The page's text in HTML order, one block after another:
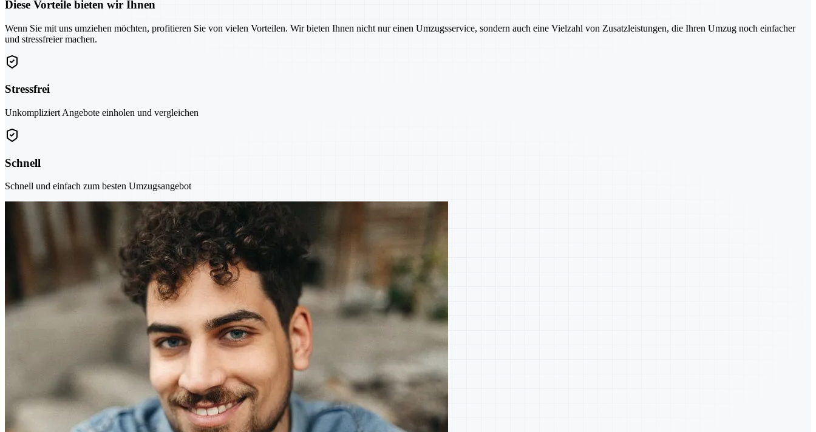
Diese Vorteile bieten wir Ihnen
Wenn Sie mit uns umziehen möchten, profitieren Sie von vielen Vorteilen. Wir bieten Ihnen nicht nur einen Umzugsservice, sondern auch eine Vielzahl von Zusatzleistungen, die Ihren Umzug noch einfacher
und stressfreier machen.
Stressfrei
Unkompliziert Angebote einholen und vergleichen
Schnell
Schnell und einfach zum besten Umzugsangebot